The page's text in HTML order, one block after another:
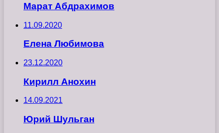
Марат Абдрахимов
11.09.2020
Елена Любимова
23.12.2020
Кирилл Анохин
14.09.2021
Юрий Шульган